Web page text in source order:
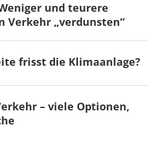
und teurere
Verkehr „verdunsten“
frisst die Klimaanlage?
– viele Optionen,